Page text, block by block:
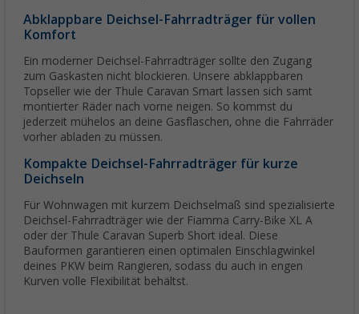
Abklappbare Deichsel-Fahrradträger für vollen
Komfort
Ein moderner Deichsel-Fahrradträger sollte den Zugang
zum Gaskasten nicht blockieren. Unsere abklappbaren
Topseller wie der Thule Caravan Smart lassen sich samt
montierter Räder nach vorne neigen. So kommst du
jederzeit mühelos an deine Gasflaschen, ohne die Fahrräder
vorher abladen zu müssen.
Kompakte Deichsel-Fahrradträger für kurze
Deichseln
Für Wohnwagen mit kurzem Deichselmaß sind spezialisierte
Deichsel-Fahrradträger wie der Fiamma Carry-Bike XL A
oder der Thule Caravan Superb Short ideal. Diese
Bauformen garantieren einen optimalen Einschlagwinkel
deines PKW beim Rangieren, sodass du auch in engen
Kurven volle Flexibilität behältst.